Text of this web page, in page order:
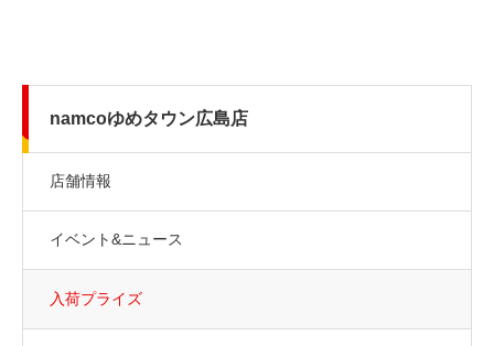
namcoゆめタウン広島店
店舗情報
イベント&ニュース
入荷プライズ